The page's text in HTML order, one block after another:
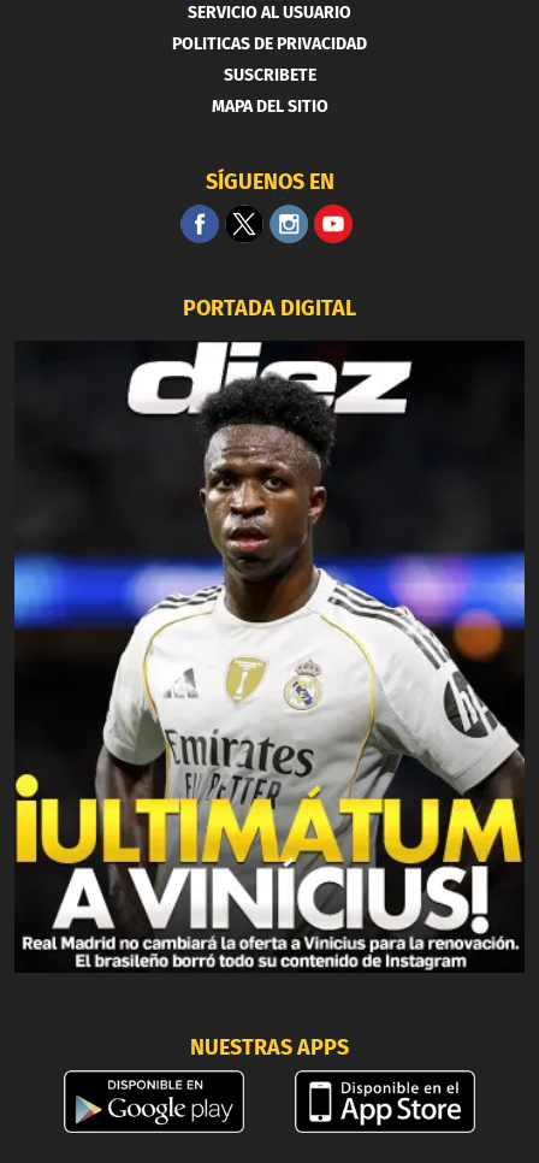
SERVICIO AL USUARIO
POLITICAS DE PRIVACIDAD
SUSCRIBETE
MAPA DEL SITIO
SÍGUENOS EN
PORTADA DIGITAL
NUESTRAS APPS